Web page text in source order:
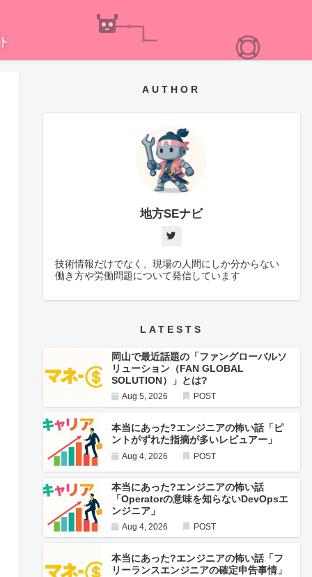
AUTHOR
地方SEナビ
技術情報だけでなく、現場の人間にしか分からない
働き方や労働問題について発信しています
LATESTS
岡山で最近話題の「ファングローバルソ
リューション（FAN GLOBAL
SOLUTION）」とは?
Aug 5, 2026 POST
本当にあった?エンジニアの怖い話「ピ
ントがずれた指摘が多いレビュアー」
Aug 4, 2026 POST
本当にあった?エンジニアの怖い話
「Operatorの意味を知らないDevOpsエ
ンジニア」
Aug 4, 2026 POST
本当にあった?エンジニアの怖い話「フ
リーランスエンジニアの確定申告事情」